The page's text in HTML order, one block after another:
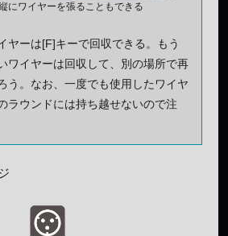
にワイヤーを張ることもできる
ヤーは[F]キーで回収できる。もう
ワイヤーは回収して、別の場所で再
う。なお、一度でも使用したワイヤ
ラウンドには持ち越せないので注